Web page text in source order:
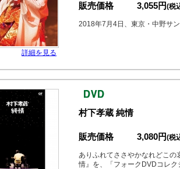
詳細を見る
販売価格 3,055円(税
2018年7月4日、東京・中野サ
村下孝蔵 純情
販売価格 3,080円(税
ありふれてささやかなれどこ
情』を、「フォークDVDコレク